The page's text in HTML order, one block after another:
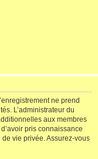
ne prend
L’administrateur du
aux membres
pris connaissance
vie privée. Assurez-vous